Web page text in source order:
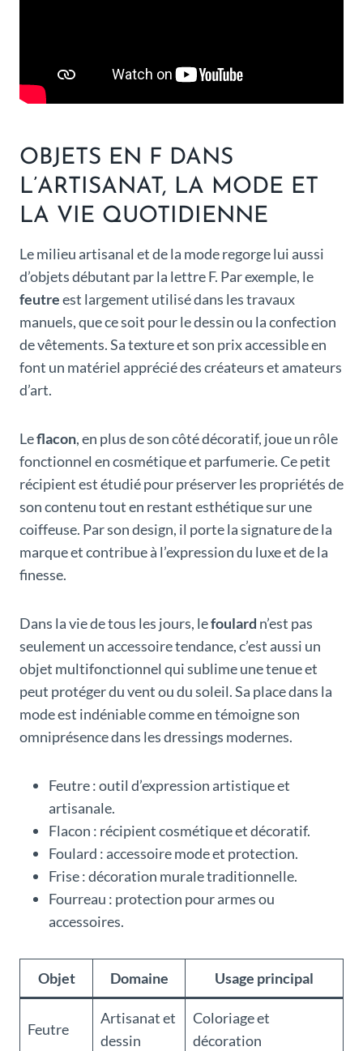
OBJETS EN F DANS
L’ARTISANAT, LA MODE ET
LA VIE QUOTIDIENNE
Le milieu artisanal et de la mode regorge lui aussi
d’objets débutant par la lettre F. Par exemple, le
feutreest largement utilisé dans les travaux
manuels, que ce soit pour le dessin ou la confection
de vêtements. Sa texture et son prix accessible en
font un matériel apprécié des créateurs et amateurs
d’art.
Leflacon, en plus de son côté décoratif, joue un rôle
fonctionnel en cosmétique et parfumerie. Ce petit
récipient est étudié pour préserver les propriétés de
son contenu tout en restant esthétique sur une
coiffeuse. Par son design, il porte la signature de la
marque et contribue à l’expression du luxe et de la
finesse.
Dans la vie de tous les jours, lefoulard n’est pas
seulement un accessoire tendance, c’est aussi un
objet multifonctionnel qui sublime une tenue et
peut protéger du vent ou du soleil. Sa place dans la
mode est indéniable comme en témoigne son
omniprésence dans les dressings modernes.
Feutre : outil d’expression artistique et
artisanale.
Flacon : récipient cosmétique et décoratif.
Foulard : accessoire mode et protection.
Frise : décoration murale traditionnelle.
Fourreau : protection pour armes ou
accessoires.
Objet Domaine Usage principal
Feutre
Artisanat et
dessin
Coloriage et
décoration